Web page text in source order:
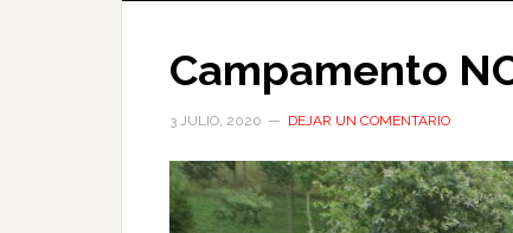
Campamento
3 JULIO, 2020 DEJAR UN COMENTARIO